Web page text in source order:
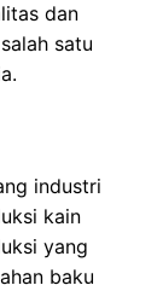
dan
satu
industri
kain
yang
baku